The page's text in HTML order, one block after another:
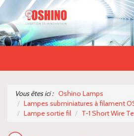
Présentation
Vous êtes ici : Oshino Lamps
Lampes subminiatures à filament
Lampe sortie fil
T-1 Short Wire